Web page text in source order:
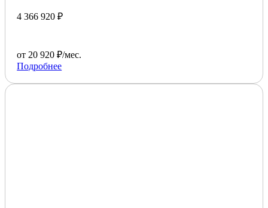
4 366 920 ₽
от 20 920 ₽/мес.
Подробнее